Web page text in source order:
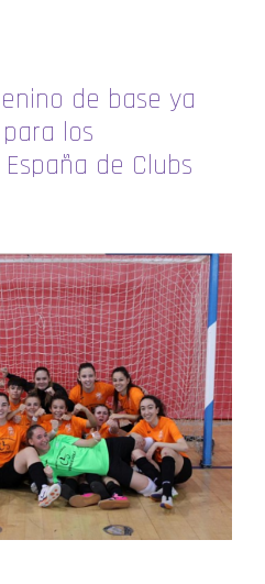
de base ya
los
de Clubs